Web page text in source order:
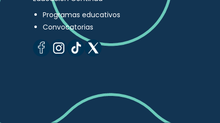
Programas educativos
Convocatorias